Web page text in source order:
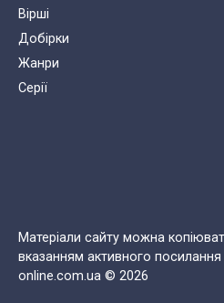
Вірші
Добірки
Жанри
Cерії
Матеріали сайту можна
вказанням активного
online.com.ua © 2026